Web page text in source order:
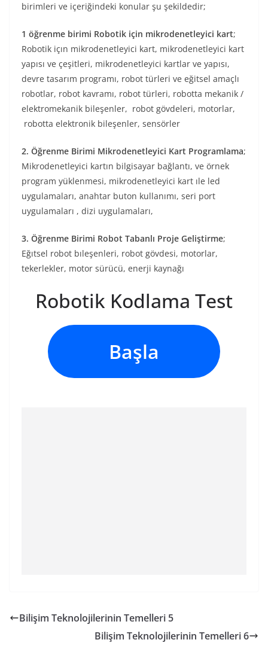
birimleri ve içeriğindeki konular şu şekildedir;
1 öğrenme birimi Robotik için mikrodenetleyici kart;
Robotik içın mikrodenetleyici kart, mikrodenetleyici kart
yapısı ve çeşitleri, mikrodenetleyici kartlar ve yapısı,
devre tasarım programı, robot türleri ve eğitsel amaçlı
robotlar, robot kavramı, robot türleri, robotta mekanik /
elektromekanik bileşenler, robot gövdeleri, motorlar,
robotta elektronik bileşenler, sensörler
2. Öğrenme Birimi Mikrodenetleyici Kart Programlama;
Mikrodenetleyici kartın bilgisayar bağlantı, ve örnek
program yüklenmesi, mikrodenetleyici kart ıle led
uygulamaları, anahtar buton kullanımı, seri port
uygulamaları , dizi uygulamaları,
3. Öğrenme Birimi Robot Tabanlı Proje Geliştirme;
Eğıtsel robot bıleşenleri, robot gövdesi, motorlar,
tekerlekler, motor sürücü, enerji kaynağı
Robotik Kodlama Test
Başla
Bilişim Teknolojilerinin Temelleri 5
Bilişim Teknolojilerinin Temelleri 6